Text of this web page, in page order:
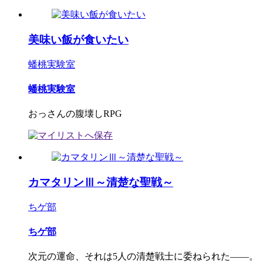
美味い飯が食いたい
蟠桃実験室
蟠桃実験室
おっさんの腹壊しRPG
カマタリンⅢ～清楚な聖戦～
ちゲ部
ちゲ部
次元の運命、それは5人の清楚戦士に委ねられた――。